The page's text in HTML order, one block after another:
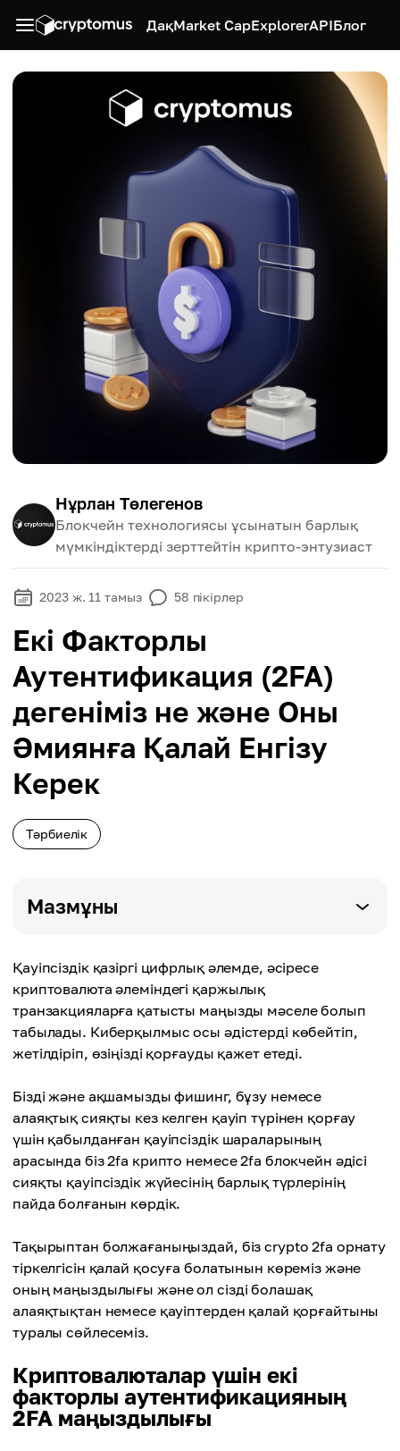
ДақMarket CapExplorerAPIБлог
Нұрлан Төлегенов
Блокчейн технологиясы ұсынатын барлық
мүмкіндіктерді зерттейтін крипто-энтузиаст
2023 ж. 11 тамыз 58 пікірлер
Екі Факторлы
Аутентификация (2FA)
дегеніміз не және Оны
Әмиянға Қалай Енгізу
Керек
Тәрбиелік
Мазмұны
Қауіпсіздік қазіргі цифрлық әлемде, әсіресе
криптовалюта әлеміндегі қаржылық
транзакцияларға қатысты маңызды мәселе болып
табылады. Киберқылмыс осы әдістерді көбейтіп,
жетілдіріп, өзіңізді қорғауды қажет етеді.
Бізді және ақшамызды фишинг, бұзу немесе
алаяқтық сияқты кез келген қауіп түрінен қорғау
үшін қабылданған қауіпсіздік шараларының
арасында біз 2fa крипто немесе 2fa блокчейн әдісі
сияқты қауіпсіздік жүйесінің барлық түрлерінің
пайда болғанын көрдік.
Тақырыптан болжағаныңыздай, біз crypto 2fa орнату
тіркелгісін қалай қосуға болатынын көреміз және
оның маңыздылығы және ол сізді болашақ
алаяқтықтан немесе қауіптерден қалай қорғайтыны
туралы сөйлесеміз.
Криптовалюталар үшін екі
факторлы аутентификацияның
2FA маңыздылығы